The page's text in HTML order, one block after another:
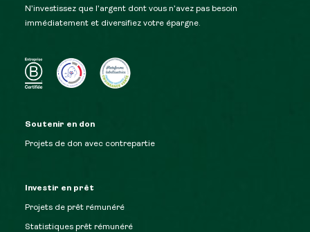
N’investissez que l’argent dont vous n’avez pas besoin
immédiatement et diversifiez votre épargne.
Soutenir en don
Projets de don avec contrepartie
Investir en prêt
Projets de prêt rémunéré
Statistiques prêt rémunéré